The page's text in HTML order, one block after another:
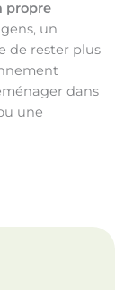
propre
un
de rester plus
dans
une